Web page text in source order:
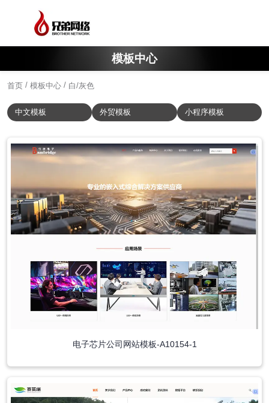
模板中心
首页 / 模板中心 / 白/灰色
中文模板 外贸模板 小程序模板
电子芯片公司网站模板-A10154-1